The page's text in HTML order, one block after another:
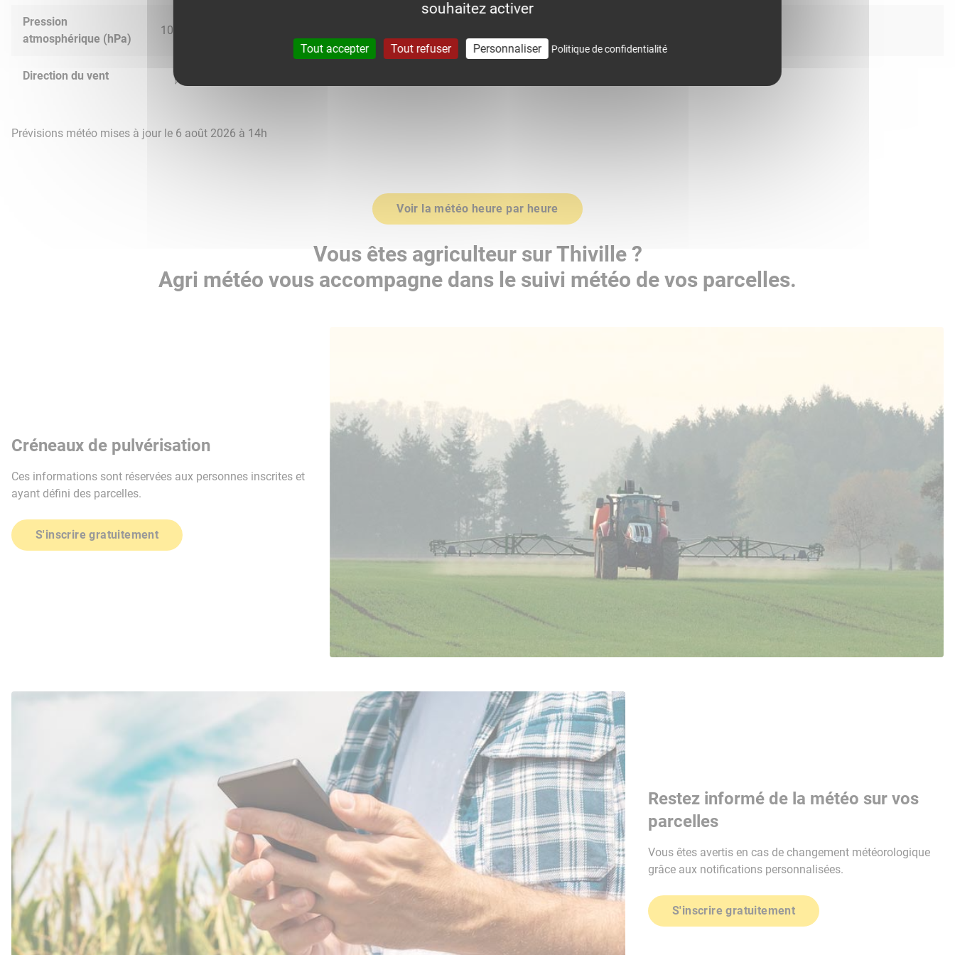
Pression
atmosphérique (hPa)
1023.0
Direction du vent
Prévisions météo mises à jour le 6 août 2026 à 14h
Voir la météo heure par heure
Vous êtes agriculteur sur Thiville ?
Agri météo vous accompagne dans le suivi météo de vos parcelles.
Créneaux de pulvérisation
Ces informations sont réservées aux personnes inscrites et
ayant défini des parcelles.
S'inscrire gratuitement
Restez informé de la météo sur vos
parcelles
Vous êtes avertis en cas de changement météorologique
grâce aux notifications personnalisées.
S'inscrire gratuitement
souhaitez activer
Tout accepter Tout refuser Personnaliser Politique de confidentialité